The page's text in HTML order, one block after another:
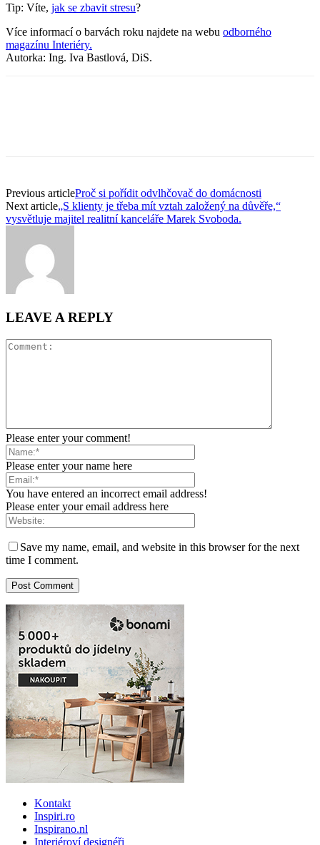
Tip: Víte, jak se zbavit stresu?
Více informací o barvách roku najdete na webu odborného
magazínu Interiéry.
Autorka: Ing. Iva Bastlová, DiS.
Previous articleProč si pořídit odvlhčovač do domácnosti
Next article„S klienty je třeba mít vztah založený na důvěře,“
vysvětluje majitel realitní kanceláře Marek Svoboda.
LEAVE A REPLY
Please enter your comment!
Please enter your name here
You have entered an incorrect email address!
Please enter your email address here
Save my name, email, and website in this browser for the next
time I comment.
Kontakt
Inspiri.ro
Inspirano.nl
Interiéroví designéři